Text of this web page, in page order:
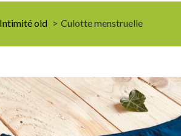
Intimité old Culotte menstruelle